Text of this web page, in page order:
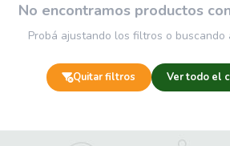
No encontramos productos
Probá ajustando los filtros o buscando
Quitar filtros Ver todo el